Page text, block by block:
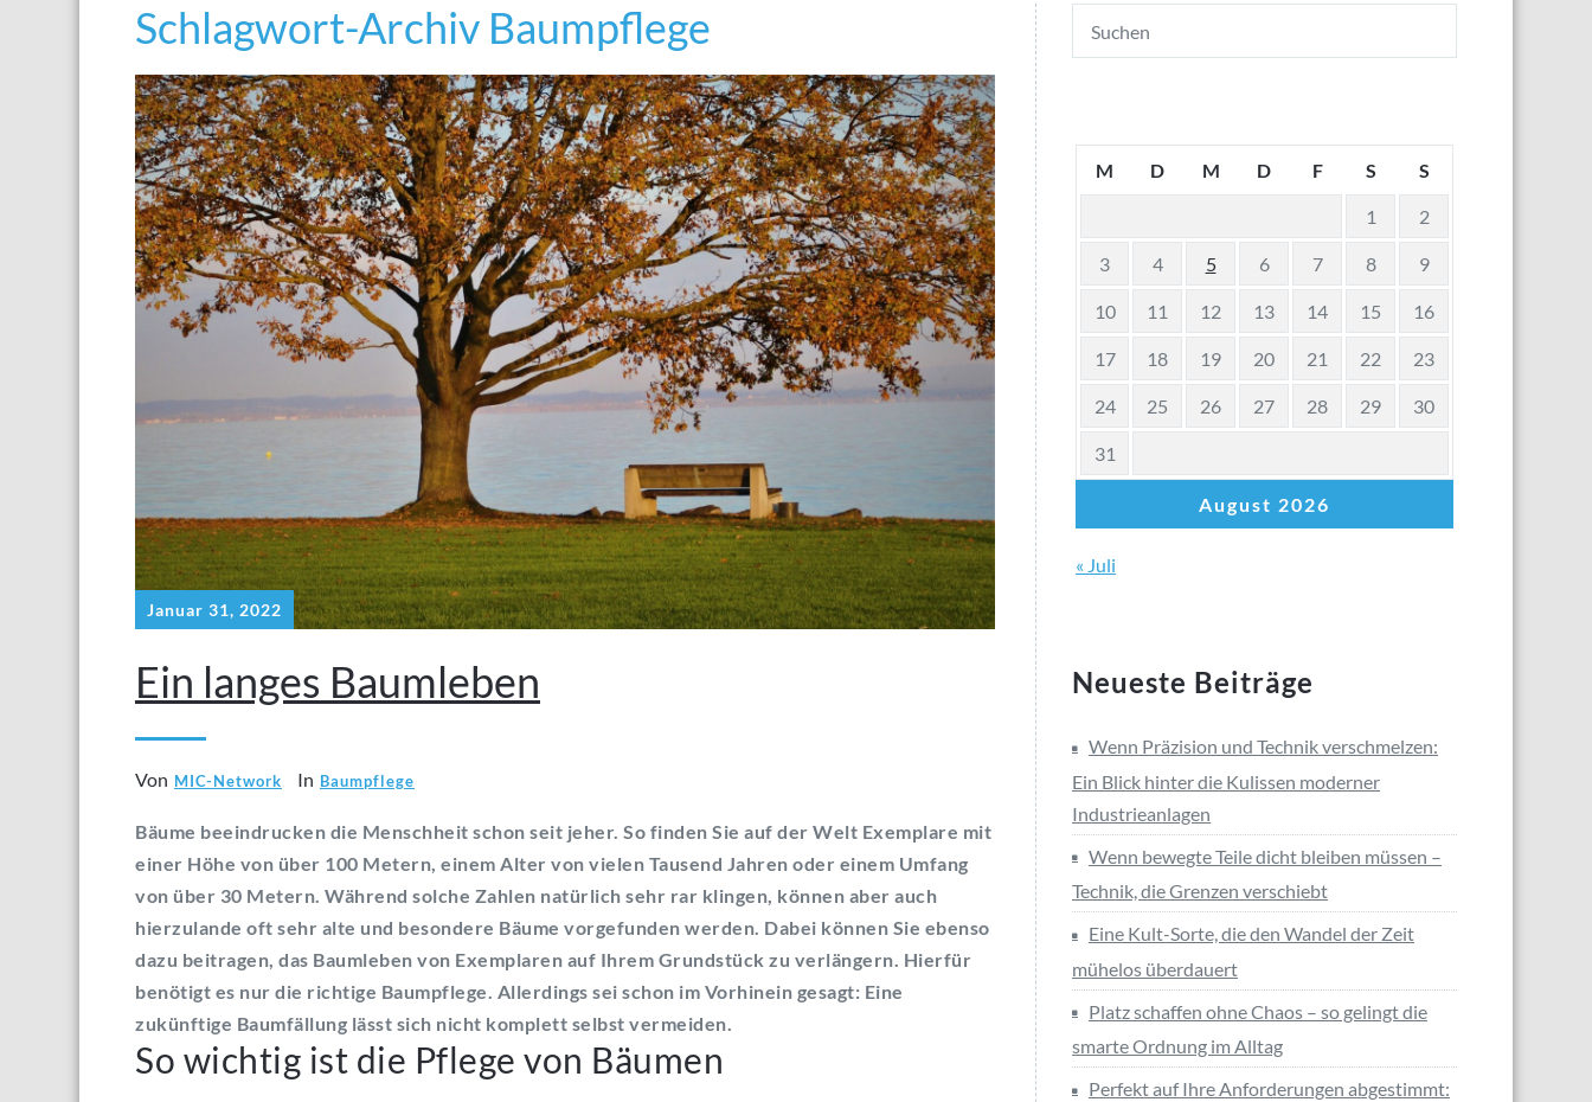
Schlagwort-Archiv Baumpflege
Januar 31, 2022
Ein langes Baumleben
Von MIC-Network In Baumpflege
Bäume beeindrucken die Menschheit schon seit jeher. So finden Sie auf der Welt Exemplare mit
einer Höhe von über 100 Metern, einem Alter von vielen Tausend Jahren oder einem Umfang
von über 30 Metern. Während solche Zahlen natürlich sehr rar klingen, können aber auch
hierzulande oft sehr alte und besondere Bäume vorgefunden werden. Dabei können Sie ebenso
dazu beitragen, das Baumleben von Exemplaren auf Ihrem Grundstück zu verlängern. Hierfür
benötigt es nur die richtige Baumpflege. Allerdings sei schon im Vorhinein gesagt: Eine
zukünftige Baumfällung lässt sich nicht komplett selbst vermeiden.
So wichtig ist die Pflege von Bäumen
August 2026
M D M D F S S
1 2
3 4 5 6 7 8 9
10 11 12 13 14 15 16
17 18 19 20 21 22 23
24 25 26 27 28 29 30
31
« Juli
Neueste Beiträge
Wenn Präzision und Technik verschmelzen:
Ein Blick hinter die Kulissen moderner
Industrieanlagen
Wenn bewegte Teile dicht bleiben müssen –
Technik, die Grenzen verschiebt
Eine Kult-Sorte, die den Wandel der Zeit
mühelos überdauert
Platz schaffen ohne Chaos – so gelingt die
smarte Ordnung im Alltag
Perfekt auf Ihre Anforderungen abgestimmt: